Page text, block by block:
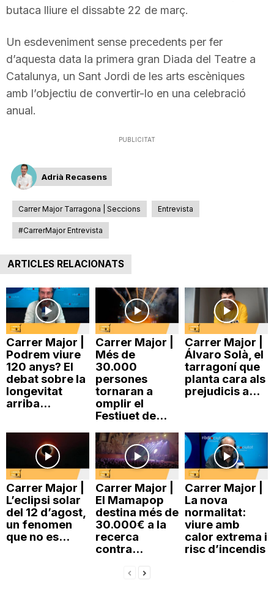
o
n
butaca lliure el dissabte 22 de març.
Un esdeveniment sense precedents per fer
d’aquesta data la primera gran Diada del Teatre a
Catalunya, un Sant Jordi de les arts escèniques
amb l’objectiu de convertir-lo en una celebració
anual.
PUBLICITAT
Adrià Recasens
Carrer Major Tarragona | Seccions Entrevista
#CarrerMajor Entrevista
ARTICLES RELACIONATS
Carrer Major |
Podrem viure
120 anys? El
debat sobre la
longevitat
arriba...
Carrer Major |
Més de
30.000
persones
tornaran a
omplir el
Festiuet de...
Carrer Major |
Álvaro Solà, el
tarragoní que
planta cara als
prejudicis a...
Carrer Major |
L’eclipsi solar
del 12 d’agost,
un fenomen
que no es...
Carrer Major |
El Mamapop
destina més de
30.000€ a la
recerca
contra...
Carrer Major |
La nova
normalitat:
viure amb
calor extrema i
risc d’incendis